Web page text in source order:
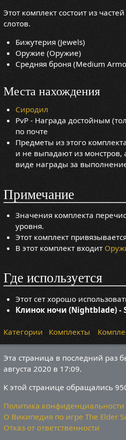
Этот комплект состоит из
слотов.
Бижутерия (Jewels)
Оружие (Оружие)
Средняя броня (Medium
Места нахождения
Сиродил
PvP - Награда достойным
по почте
Предметы из этого
и не выпадают из монстров,
виде награды за
Примечание
Значения комплекта
уровня.
Этот комплект
В этот комплект входит
Где используется
Этот сет хорошо
Клинок ночи (Nightblade) -
Категории: Комплекты
Эта страница в последний раз
августа 2020 в 17:09.
К этой странице обращались
Политика конфиденциальности
О Википедия по игре The Elder
Отказ от ответственности